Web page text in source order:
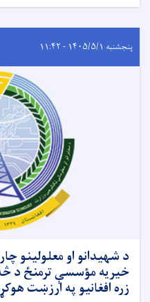
پنجشنبه ۱۴۰۵/۵/۱ - ۱۱:۴۲
زره افغانیو په ارزښت